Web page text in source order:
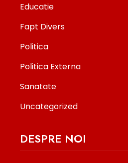
Educatie
Fapt Divers
Politica
Politica Externa
Sanatate
Uncategorized
DESPRE NOI